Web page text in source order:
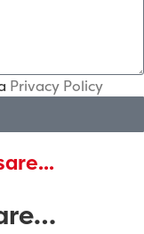
Privacy Policy